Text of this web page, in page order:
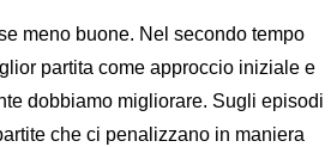
meno buone. Nel secondo tempo
partita come approccio iniziale e
dobbiamo migliorare. Sugli episodi
che ci penalizzano in maniera